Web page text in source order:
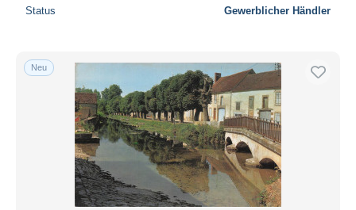
Status Gewerblicher Händler
Neu